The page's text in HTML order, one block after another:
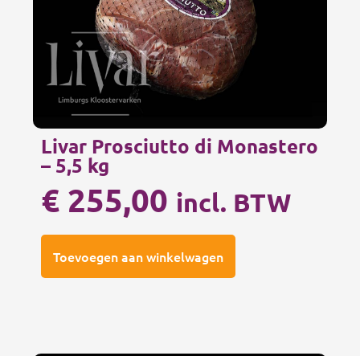
Livar Prosciutto di Monastero
– 5,5 kg
€ 255,00 incl. BTW
Toevoegen aan winkelwagen